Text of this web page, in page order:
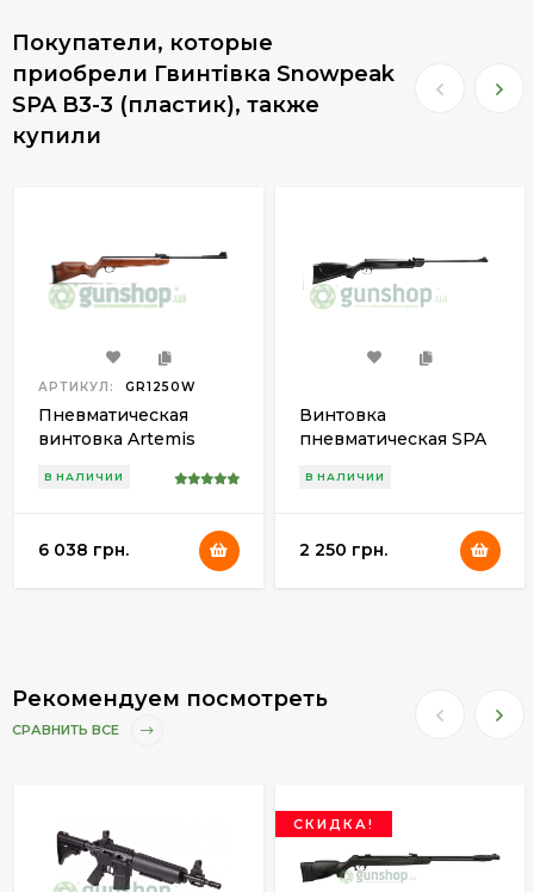
Покупатели, которые
приобрели Гвинтівка Snowpeak
SPA B3-3 (пластик), также
купили
АРТИКУЛ: GR1250W
Пневматическая
винтовка Artemis
В НАЛИЧИИ
6 038 грн.
Винтовка
пневматическая SPA
В НАЛИЧИИ
2 250 грн.
Рекомендуем посмотреть
СРАВНИТЬ ВСЕ
СКИДКА!